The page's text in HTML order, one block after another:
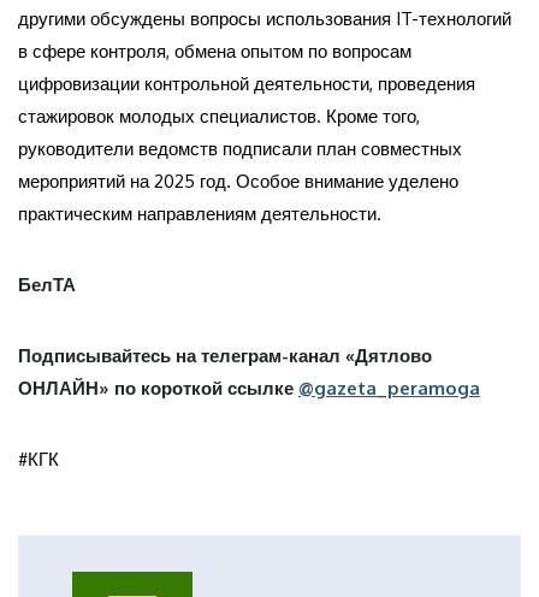
другими обсуждены вопросы использования IT-технологий
в сфере контроля, обмена опытом по вопросам
цифровизации контрольной деятельности, проведения
стажировок молодых специалистов. Кроме того,
руководители ведомств подписали план совместных
мероприятий на 2025 год. Особое внимание уделено
практическим направлениям деятельности.
БелТА
Подписывайтесь на телеграм-канал «Дятлово
ОНЛАЙН» по короткой ссылке @gazeta_peramoga
#КГК